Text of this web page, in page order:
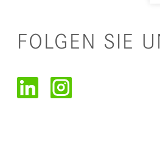
FOLGEN SIE